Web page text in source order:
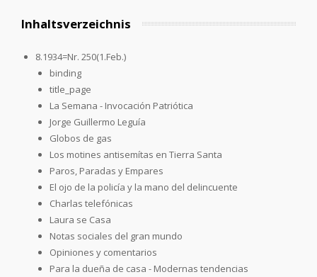
Inhaltsverzeichnis
8.1934=Nr. 250(1.Feb.)
binding
title_page
La Semana - Invocación Patriótica
Jorge Guillermo Leguía
Globos de gas
Los motines antisemítas en Tierra Santa
Paros, Paradas y Empares
El ojo de la policía y la mano del delincuente
Charlas telefónicas
Laura se Casa
Notas sociales del gran mundo
Opiniones y comentarios
Para la dueña de casa - Modernas tendencias